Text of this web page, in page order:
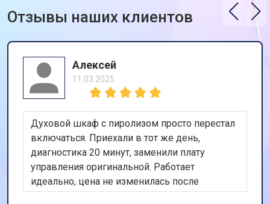
Отзывы наших клиентов
Алексей
11.03.2025
Духовой шкаф с пиролизом просто перестал
включаться. Приехали в тот же день,
диагностика 20 минут, заменили плату
управления оригинальной. Работает
идеально, цена не изменилась после
осмотра. Очень доволен скоростью и